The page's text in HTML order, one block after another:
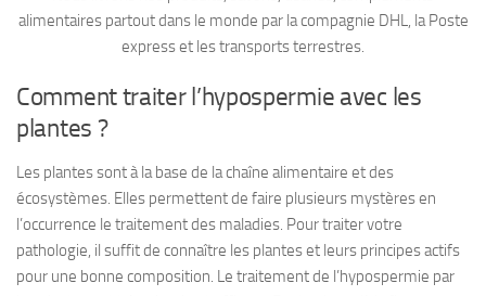
alimentaires partout dans le monde par la compagnie DHL, la Poste
express et les transports terrestres.
Comment traiter l’hypospermie avec les
plantes ?
Les plantes sont à la base de la chaîne alimentaire et des
écosystèmes. Elles permettent de faire plusieurs mystères en
l’occurrence le traitement des maladies. Pour traiter votre
pathologie, il suffit de connaître les plantes et leurs principes actifs
pour une bonne composition. Le traitement de l’hypospermie par